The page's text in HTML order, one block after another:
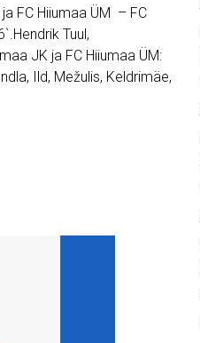
FC Hiiumaa ÜM – FC
Tuul,
JK ja FC Hiiumaa ÜM:
Ild, Mežulis, Keldrimäe,